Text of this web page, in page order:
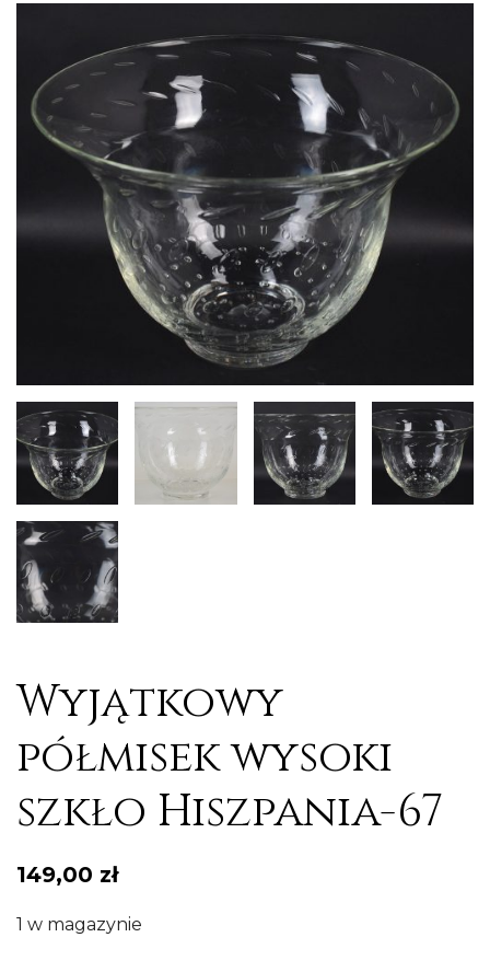
Wyjątkowy
półmisek wysoki
szkło Hiszpania-67
149,00 zł
1 w magazynie